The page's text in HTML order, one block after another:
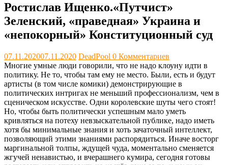
Ростислав Ищенко.«Путчист»
Зеленский, «праведная» Украина и
«непокорный» Конституционный суд
07.11.202007.11.2020 DeadPool 0 Комментариев
Многие умные люди говорили, что не надо клоуну идти в
политику. Не то, чтобы там ему не место. Были, есть и будут
артисты (в том числе комики) демонстрирующие в
политических интригах не меньший профессионализм, чем в
сценическом искусстве. Одни королевские шуты чего стоят!
Но, чтобы быть политически успешным мало уметь
кривляться на потеху невзыскательной публике, надо иметь
хотя бы минимальные знания и хоть зачаточный интеллект,
позволяющий этими знаниями распорядиться. Иначе восторг
маргинальной толпы, ждущей чуда, моментально сменяется
жгучей ненавистью, и вчерашнего кумира, сегодня готовы